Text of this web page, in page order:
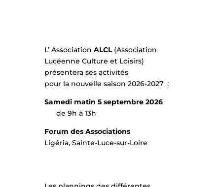
L’ Association ALCL(Association
Lucéenne Culture et Loisirs)
présentera ses activités
pour la nouvelle saison 2026-2027 :
Samedi matin 5 septembre 2026
de 9h à 13h
Forum des Associations
Ligéria, Sainte-Luce-sur-Loire